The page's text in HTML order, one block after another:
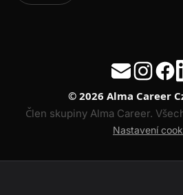
© 2026 Alma Career
Člen skupiny Alma Career.
Nastavení